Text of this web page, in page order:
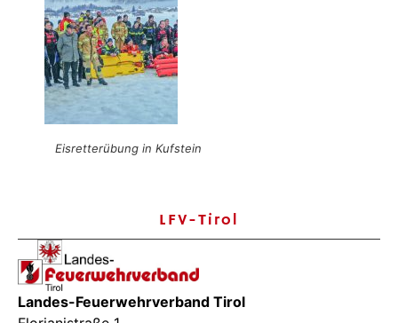
Eisretterübung in Kufstein
LFV-Tirol
Landes-Feuerwehrverband Tirol